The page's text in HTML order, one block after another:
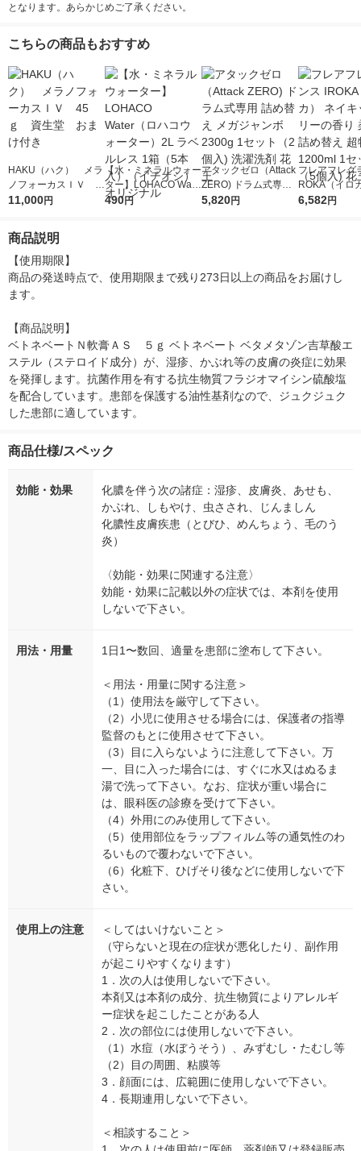
となります。あらかじめご了承ください。
こちらの商品もおすすめ
HAKU（ハク） メラ
ノフォーカスＩＶ 4
5ｇ 資生堂 おまけ
11,000円
【水・ミネラルウォー
ター】LOHACO Wate
r（ロハコウォータ
490円
アタックゼロ（Attack
ZERO) ドラム式専用
詰め替え メガジャン
5,820円
フレアフレグ
ROKA（イロ
イキッドリリ
6,582円
商品説明
【使用期限】
商品の発送時点で、使用期限まで残り273日以上の商品をお届けし
ます。
【商品説明】
ベトネベートＮ軟膏ＡＳ　５ｇ ベトネベート ベタメタゾン吉草酸エ
ステル（ステロイド成分）が、湿疹、かぶれ等の皮膚の炎症に効果
を発揮します。抗菌作用を有する抗生物質フラジオマイシン硫酸塩
を配合しています。患部を保護する油性基剤なので、ジュクジュク
した患部に適しています。
商品仕様/スペック
効能・効果
化膿を伴う次の諸症：湿疹、皮膚炎、あせも、
かぶれ、しもやけ、虫さされ、じんましん
化膿性皮膚疾患（とびひ、めんちょう、毛のう
炎）
〈効能・効果に関連する注意〉
効能・効果に記載以外の症状では、本剤を使用
しないで下さい。
用法・用量 1日1〜数回、適量を患部に塗布して下さい。
＜用法・用量に関する注意＞
（1）使用法を厳守して下さい。
（2）小児に使用させる場合には、保護者の指導
監督のもとに使用させて下さい。
（3）目に入らないように注意して下さい。万
一、目に入った場合には、すぐに水又はぬるま
湯で洗って下さい。なお、症状が重い場合に
は、眼科医の診療を受けて下さい。
（4）外用にのみ使用して下さい。
（5）使用部位をラップフィルム等の通気性のわ
るいもので覆わないで下さい。
（6）化粧下、ひげそり後などに使用しないで下
さい。
使用上の注意
＜してはいけないこと＞
（守らないと現在の症状が悪化したり、副作用
が起こりやすくなります）
1．次の人は使用しないで下さい。
本剤又は本剤の成分、抗生物質によりアレルギ
ー症状を起こしたことがある人
2．次の部位には使用しないで下さい。
（1）水痘（水ぼうそう）、みずむし・たむし等
（2）目の周囲、粘膜等
3．顔面には、広範囲に使用しないで下さい。
4．長期連用しないで下さい。
＜相談すること＞